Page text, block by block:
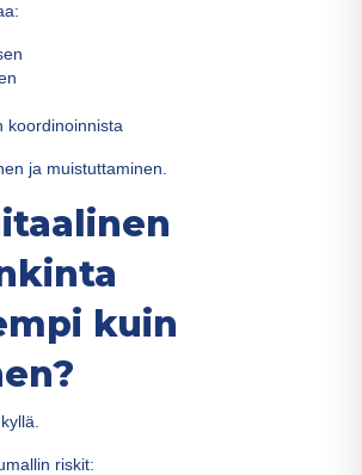
koordinoinnista
ja muistuttaminen.
kuin
riskit: